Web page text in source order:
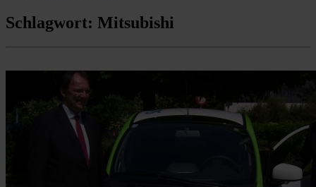
Schlagwort: Mitsubishi